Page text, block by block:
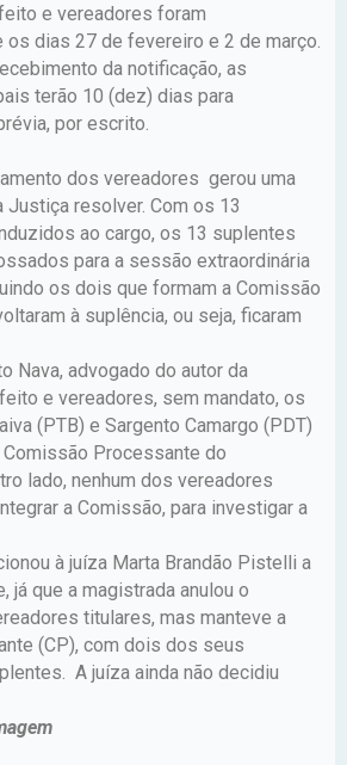
e vereadores foram
os dias 27 de fevereiro e 2 de março.
da notificação, as
terão 10 (dez) dias para
por escrito.
dos vereadores gerou uma
Justiça resolver. Com os 13
ao cargo, os 13 suplentes
para a sessão extraordinária
os dois que formam a Comissão
à suplência, ou seja, ficaram
Nava, advogado do autor da
e vereadores, sem mandato, os
(PTB) e Sargento Camargo (PDT)
Comissão Processante do
lado, nenhum dos vereadores
a Comissão, para investigar a
à juíza Marta Brandão Pistelli a
já que a magistrada anulou o
titulares, mas manteve a
(CP), com dois dos seus
A juíza ainda não decidiu